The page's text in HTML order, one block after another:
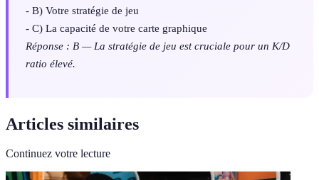
- B) Votre stratégie de jeu
- C) La capacité de votre carte graphique
Réponse : B — La stratégie de jeu est cruciale pour un K/D
ratio élevé.
Articles similaires
Continuez votre lecture